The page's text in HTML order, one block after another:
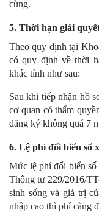
cùng.
5. Thời hạn giải
Theo quy định tại
có quy định về thời
khác tỉnh như sau:
Sau khi tiếp nhận hồ
cơ quan có thẩm
đăng ký không quá 7
6. Lệ phí đổi biển số
Mức lệ phí đổi biển
Thông tư 229/2016/
sinh sống và giá trị
nhập cao thì phí càng